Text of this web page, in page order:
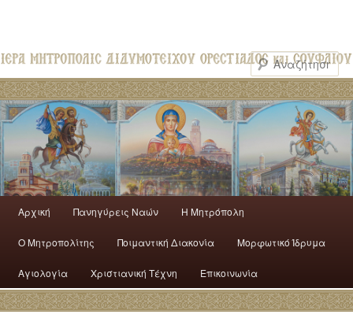
Αρχική Πανηγύρεις Ναών H Mητρόπολη
Ο Mητροπολίτης Ποιμαντική Διακονία Μορφωτικό Ίδρυμα
Αγιολογία Χριστιανική Τέχνη Επικοινωνία